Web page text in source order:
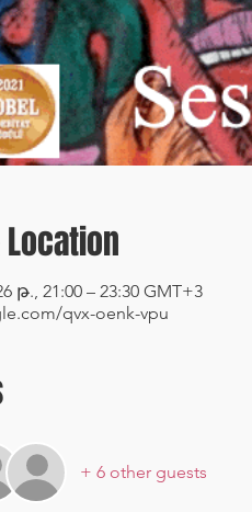
Location
թ., 21:00 – 23:30 GMT+3
qvx-oenk-vpu
+ 6 other guests